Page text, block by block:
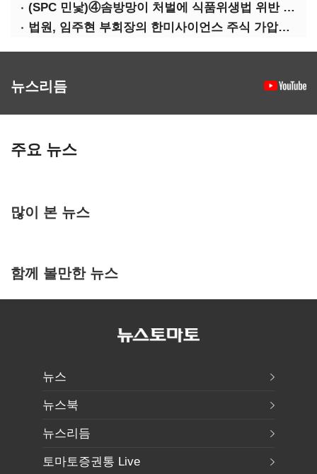
(SPC 민낯)④솜방망이 처벌에 식품위생법 위반 반복
법원, 임주현 부회장의 한미사이언스 주식 가압류 결정
뉴스리듬
주요 뉴스
많이 본 뉴스
함께 볼만한 뉴스
뉴스
뉴스북
뉴스리듬
토마토증권통 Live